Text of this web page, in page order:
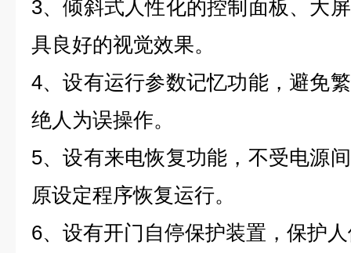
3、倾斜式人性化的控制面板、大
具良好的视觉效果。
4、设有运行参数记忆功能，避免
绝人为误操作。
5、设有来电恢复功能，不受电源
原设定程序恢复运行。
6、设有开门自停保护装置，保护